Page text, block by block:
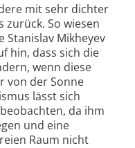
mit sehr dichter
So wiesen
Stanislav Mikheyev
hin, dass sich die
wenn diese
von der Sonne
lässt sich
da ihm
und eine
Raum nicht